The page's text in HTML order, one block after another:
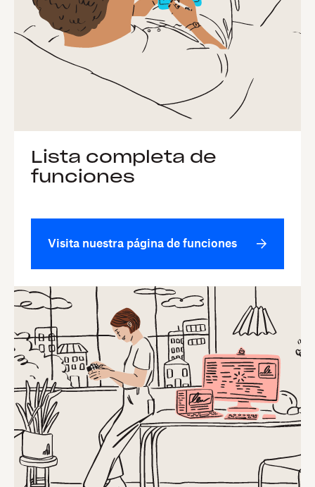
Lista completa de
funciones
Visita nuestra página de funciones